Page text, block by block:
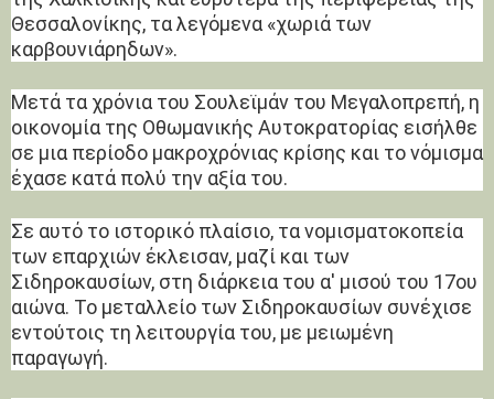
Θεσσαλονίκης, τα λεγόμενα «χωριά των
καρβουνιάρηδων».
Μετά τα χρόνια του Σουλεϊμάν του Μεγαλοπρεπή, η
οικονομία της Οθωμανικής Αυτοκρατορίας εισήλθε
σε μια περίοδο μακροχρόνιας κρίσης και το νόμισμα
έχασε κατά πολύ την αξία του.
Σε αυτό το ιστορικό πλαίσιο, τα νομισματοκοπεία
των επαρχιών έκλεισαν, μαζί και των
Σιδηροκαυσίων, στη διάρκεια του α' μισού του 17ου
αιώνα. Το μεταλλείο των Σιδηροκαυσίων συνέχισε
εντούτοις τη λειτουργία του, με μειωμένη
παραγωγή.